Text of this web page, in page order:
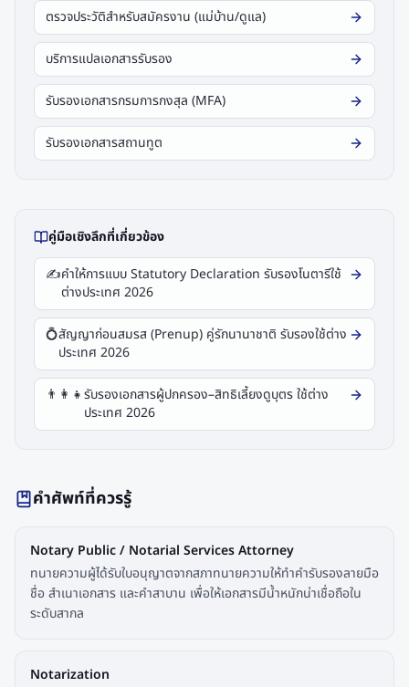
ตรวจประวัติสำหรับสมัครงาน (แม่บ้าน/ดูแล)
บริการแปลเอกสารรับรอง
รับรองเอกสารกรมการกงสุล (MFA)
รับรองเอกสารสถานทูต
คู่มือเชิงลึกที่เกี่ยวข้อง
✍️คำให้การแบบ Statutory Declaration รับรองโนตารีใช้
ต่างประเทศ 2026
💍สัญญาก่อนสมรส (Prenup) คู่รักนานาชาติ รับรองใช้ต่าง
ประเทศ 2026
👨‍👩‍👧รับรองเอกสารผู้ปกครอง–สิทธิเลี้ยงดูบุตร ใช้ต่าง
ประเทศ 2026
คำศัพท์ที่ควรรู้
Notary Public / Notarial Services Attorney
ทนายความผู้ได้รับใบอนุญาตจากสภาทนายความให้ทำคำรับรองลายมือ
ชื่อ สำเนาเอกสาร และคำสาบาน เพื่อให้เอกสารมีน้ำหนักน่าเชื่อถือใน
ระดับสากล
Notarization